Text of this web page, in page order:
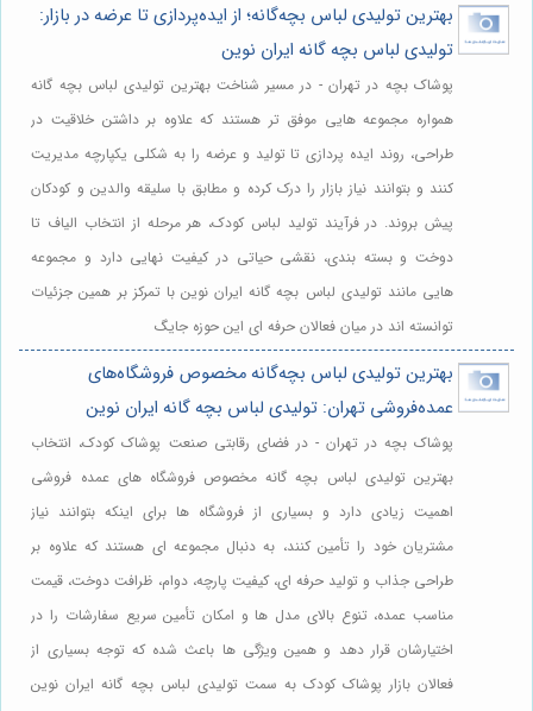
بهترین تولیدی لباس بچه‌گانه؛ از ایده‌پردازی تا عرضه در بازار:
تولیدی لباس بچه گانه ایران نوین
پوشاک بچه در تهران - در مسیر شناخت بهترین تولیدی لباس بچه گانه
همواره مجموعه هایی موفق تر هستند که علاوه بر داشتن خلاقیت در
طراحی، روند ایده پردازی تا تولید و عرضه را به شکلی یکپارچه مدیریت
کنند و بتوانند نیاز بازار را درک کرده و مطابق با سلیقه والدین و کودکان
پیش بروند. در فرآیند تولید لباس کودک، هر مرحله از انتخاب الیاف تا
دوخت و بسته بندی، نقشی حیاتی در کیفیت نهایی دارد و مجموعه
هایی مانند تولیدی لباس بچه گانه ایران نوین با تمرکز بر همین جزئیات
توانسته اند در میان فعالان حرفه ای این حوزه جایگ
بهترین تولیدی لباس بچه‌گانه مخصوص فروشگاه‌های
عمده‌فروشی تهران: تولیدی لباس بچه گانه ایران نوین
پوشاک بچه در تهران - در فضای رقابتی صنعت پوشاک کودک، انتخاب
بهترین تولیدی لباس بچه گانه مخصوص فروشگاه های عمده فروشی
اهمیت زیادی دارد و بسیاری از فروشگاه ها برای اینکه بتوانند نیاز
مشتریان خود را تأمین کنند، به دنبال مجموعه ای هستند که علاوه بر
طراحی جذاب و تولید حرفه ای، کیفیت پارچه، دوام، ظرافت دوخت، قیمت
مناسب عمده، تنوع بالای مدل ها و امکان تأمین سریع سفارشات را در
اختیارشان قرار دهد و همین ویژگی ها باعث شده که توجه بسیاری از
فعالان بازار پوشاک کودک به سمت تولیدی لباس بچه گانه ایران نوین